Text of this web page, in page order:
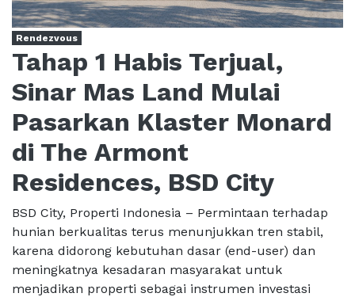
Rendezvous
Tahap 1 Habis Terjual,
Sinar Mas Land Mulai
Pasarkan Klaster Monard
di The Armont
Residences, BSD City
BSD City, Properti Indonesia – Permintaan terhadap
hunian berkualitas terus menunjukkan tren stabil,
karena didorong kebutuhan dasar (end-user) dan
meningkatnya kesadaran masyarakat untuk
menjadikan properti sebagai instrumen investasi